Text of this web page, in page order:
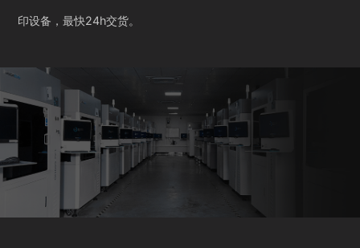
印设备，最快24h交货。